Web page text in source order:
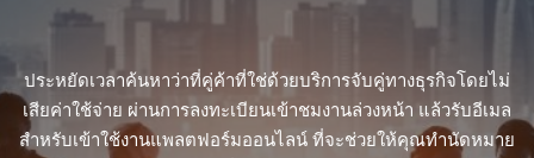
ประหยัดเวลาค้นหาว่าที่คู่ค้าที่ใช่ด้วยบริการจับคู่ทางธุรกิจโดยไม่
เสียค่าใช้จ่าย ผ่านการลงทะเบียนเข้าชมงานล่วงหน้า แล้วรับอีเมล
สำหรับเข้าใช้งานแพลตฟอร์มออนไลน์ ที่จะช่วยให้คุณทำนัดหมาย